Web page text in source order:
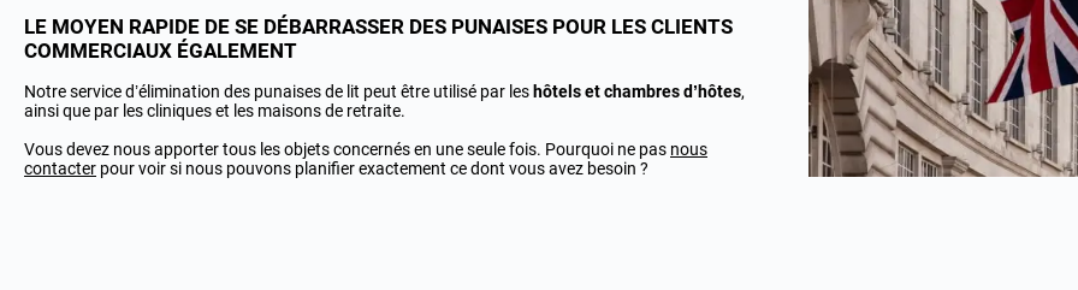
LE MOYEN RAPIDE DE SE DÉBARRASSER DES PUNAISES POUR LES CLIENTS
COMMERCIAUX ÉGALEMENT
Notre service d’élimination des punaises de lit peut être utilisé par les hôtels et chambres d’hôtes,
ainsi que par les cliniques et les maisons de retraite.
Vous devez nous apporter tous les objets concernés en une seule fois. Pourquoi ne pas nous
contacter pour voir si nous pouvons planifier exactement ce dont vous avez besoin ?